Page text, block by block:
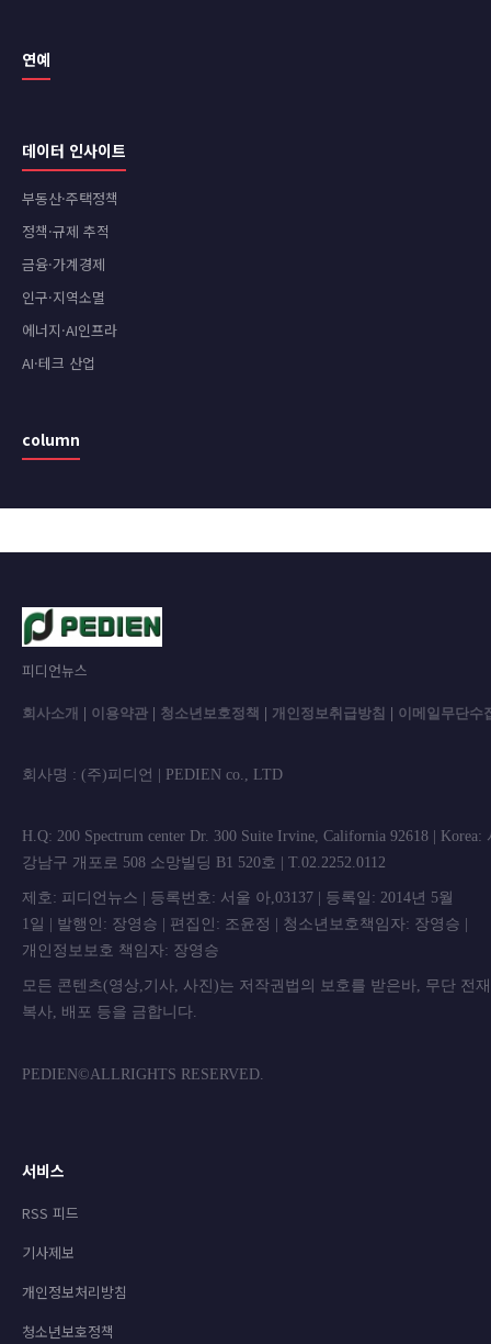
연예
데이터 인사이트
부동산·주택정책
정책·규제 추적
금융·가계경제
인구·지역소멸
에너지·AI인프라
AI·테크 산업
column
피디언뉴스
회사소개 이용약관 청소년보호정책 개인정보취급방침 이메일무단수
회사명 : (주)피디언 | PEDIEN co.,
H.Q: 200 Spectrum center Dr. 300 Suite Irvine, California 92618 | Korea:
강남구 개포로 508 소망빌딩 B1 520호 | T.02.2252.0112
제호: 피디언뉴스 | 등록번호: 서울 아,03137 | 등록일: 2014년 5월
1일 | 발행인: 장영승 | 편집인: 조윤정 | 청소년보호책임자: 장영승 |
개인정보보호 책임자: 장영승
모든 콘텐츠(영상,기사, 사진)는 저작권법의 보호를 받은바, 무단 전
복사, 배포 등을 금합니
PEDIEN©ALLRIGHTS RESERVED.
서비스
RSS 피드
기사제보
개인정보처리방침
청소년보호정책